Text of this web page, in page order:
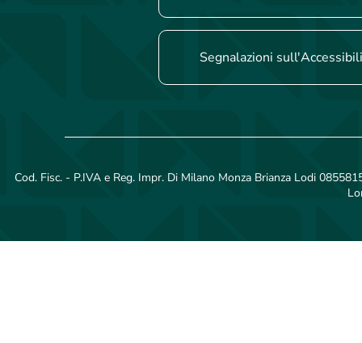
Segnalazioni
Cod. Fisc. - P.IVA e Reg. Impr. Di Milano Monza Brianza Lodi